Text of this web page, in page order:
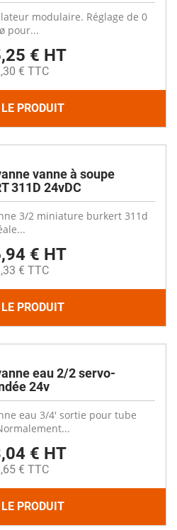
modulaire. Réglage de 0
pour...
€ HT
€ TTC
PRODUIT
vanne à soupe
311D 24vDC
3/2 miniature burkert 311d
€ HT
€ TTC
PRODUIT
eau 2/2 servo-
24v
eau 3/4' sortie pour tube
€ HT
€ TTC
PRODUIT